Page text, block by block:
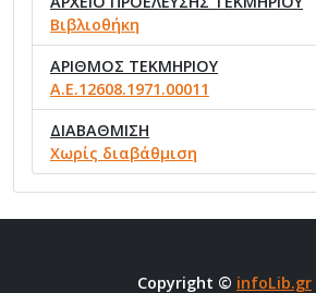
Βιβλιοθήκη
ΑΡΙΘΜΟΣ ΤΕΚΜΗΡΙΟΥ
Α.Ε.12608.1971.00011
ΔΙΑΒΑΘΜΙΣΗ
Χωρίς διαβάθμιση
Copyright © infoLib.gr